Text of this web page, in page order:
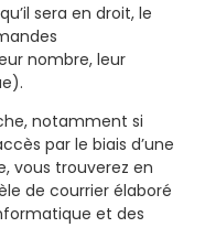
sera en droit, le
nombre, leur
notamment si
par le biais d’une
vous trouverez en
de courrier élaboré
et des